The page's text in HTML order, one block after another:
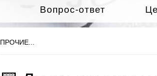
Вопрос-ответ
ПРОЧИЕ...